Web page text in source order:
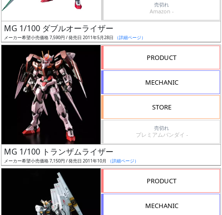
ー
ル
ー
ズ・
売切れ
Amazon -
MG 1/100 ダブルオーライザー
メーカー希望小売価格 7,590円 / 発売日 2011年5月28日 （詳細ページ）
PRODUCT
MECHANIC
STORE
売切れ
プレミアムバンダイ -
MG 1/100 トランザムライザー
メーカー希望小売価格 7,150円 / 発売日 2011年10月 （詳細ページ）
PRODUCT
MECHANIC